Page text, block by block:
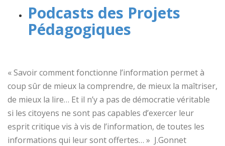
Podcasts des Projets
Pédagogiques
« Savoir comment fonctionne l’information permet à
coup sûr de mieux la comprendre, de mieux la maîtriser,
de mieux la lire… Et il n’y a pas de démocratie véritable
si les citoyens ne sont pas capables d’exercer leur
esprit critique vis à vis de l’information, de toutes les
informations qui leur sont offertes… » J.Gonnet